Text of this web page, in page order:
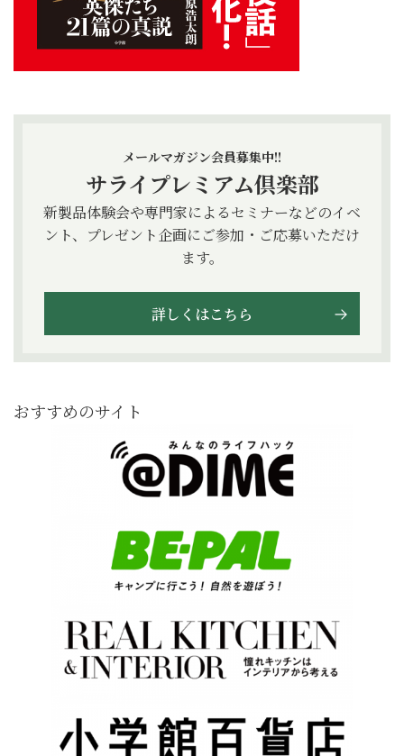
メールマガジン会員募集中!!
サライプレミアム倶楽部
新製品体験会や専門家によるセミナーなどのイベ
ント、プレゼント企画にご参加・ご応募いただけ
ます。
詳しくはこちら
おすすめのサイト